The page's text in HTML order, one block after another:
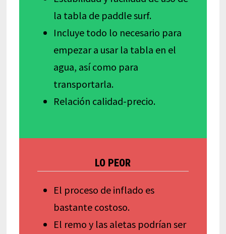
la tabla de paddle surf.
Incluye todo lo necesario para
empezar a usar la tabla en el
agua, así como para
transportarla.
Relación calidad-precio.
LO PEOR
El proceso de inflado es
bastante costoso.
El remo y las aletas podrían ser